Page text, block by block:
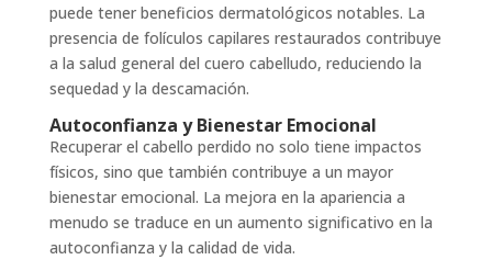
puede tener beneficios dermatológicos notables. La
presencia de folículos capilares restaurados contribuye
a la salud general del cuero cabelludo, reduciendo la
sequedad y la descamación.
Autoconfianza y Bienestar Emocional
Recuperar el cabello perdido no solo tiene impactos
físicos, sino que también contribuye a un mayor
bienestar emocional. La mejora en la apariencia a
menudo se traduce en un aumento significativo en la
autoconfianza y la calidad de vida.